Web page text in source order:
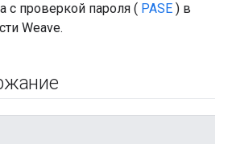
с проверкой пароля ( PASE ) в
Weave.